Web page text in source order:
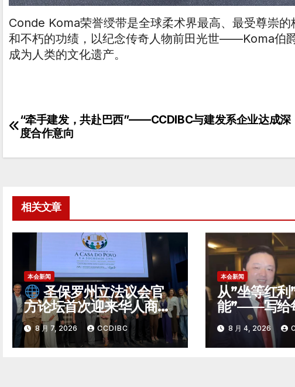
Conde Koma荣誉绶带是全球柔术界最高、最受尊崇
和不朽的功绩，以纪念传奇人物前田光世——Koma伯
成为人类的文化遗产。
文
航
“牵手建发，共赴巴西”——CCDIBC与建发系企业达成深
度合作意向
相关文章
本会新闻
圣保罗州立法议会官
方论坛首次迎来华人商
会！CCDIBC打通中巴政
企对话「高速通道」
8 月 7, 2026 CCDIBC
本会新闻
从”坐等红利
能”——写给
经贸弄潮者
8 月 4, 2026